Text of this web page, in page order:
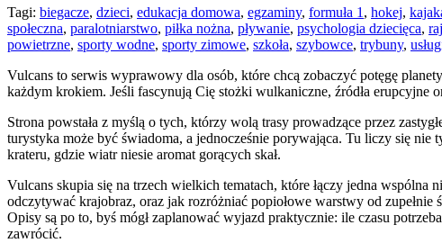
Tagi: biegacze, dzieci, edukacja domowa, egzaminy, formuła 1 , hokej,
społeczna, paralotniarstwo, piłka nożna, pływanie, psychologia dziecięca,
powietrzne, sporty wodne, sporty zimowe, szkoła, szybowce, trybuny,
Vulcans to serwis wyprawowy dla osób, które chcą zobaczyć potęgę
każdym krokiem. Jeśli fascynują Cię stożki wulkaniczne, źródła erupcyjne
Strona powstała z myślą o tych, którzy wolą trasy prowadzące przez
turystyka może być świadoma, a jednocześnie porywająca. Tu liczy się
krateru, gdzie wiatr niesie aromat gorących skał.
Vulcans skupia się na trzech wielkich tematach, które łączy jedna
odczytywać krajobraz, oraz jak rozróżniać popiołowe warstwy od
Opisy są po to, byś mógł zaplanować wyjazd praktycznie: ile czasu
zawrócić.